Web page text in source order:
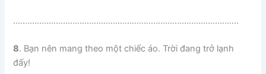
…………………………………………………………………………………..
8. Bạn nên mang theo một chiếc áo. Trời đang trở lạnh
đấy!